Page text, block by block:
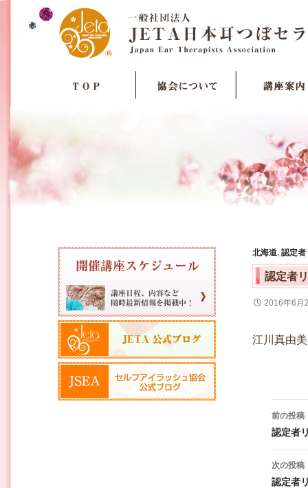
北海道, 認定者
認定者
2016年6月
江川真由美
投稿
前の投稿
認定者
次の投稿
認定者